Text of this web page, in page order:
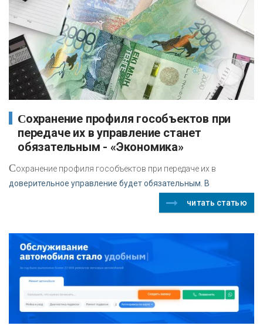
Сохранение профиля гособъектов при
передаче их в управление станет
обязательным - «Экономика»
Сохранение профиля гособъектов при передаче их в
доверительное управление будет обязательным. В
читать статью